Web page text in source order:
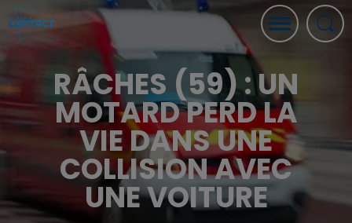
RÂCHES (59) : UN
MOTARD PERD LA
VIE DANS UNE
COLLISION AVEC
UNE VOITURE